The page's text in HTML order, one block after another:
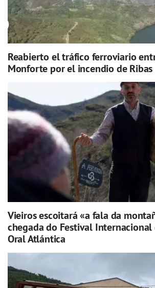
Reabierto el tráfico ferroviario
Monforte por el incendio de
Vieiros escoitará «a fala da
chegada do Festival Internacional
Oral Atlántica